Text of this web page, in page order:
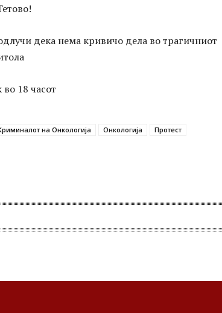
дека нема кривичо дела во трагичниот
18 часот
на Онкологија Онкологија Протест